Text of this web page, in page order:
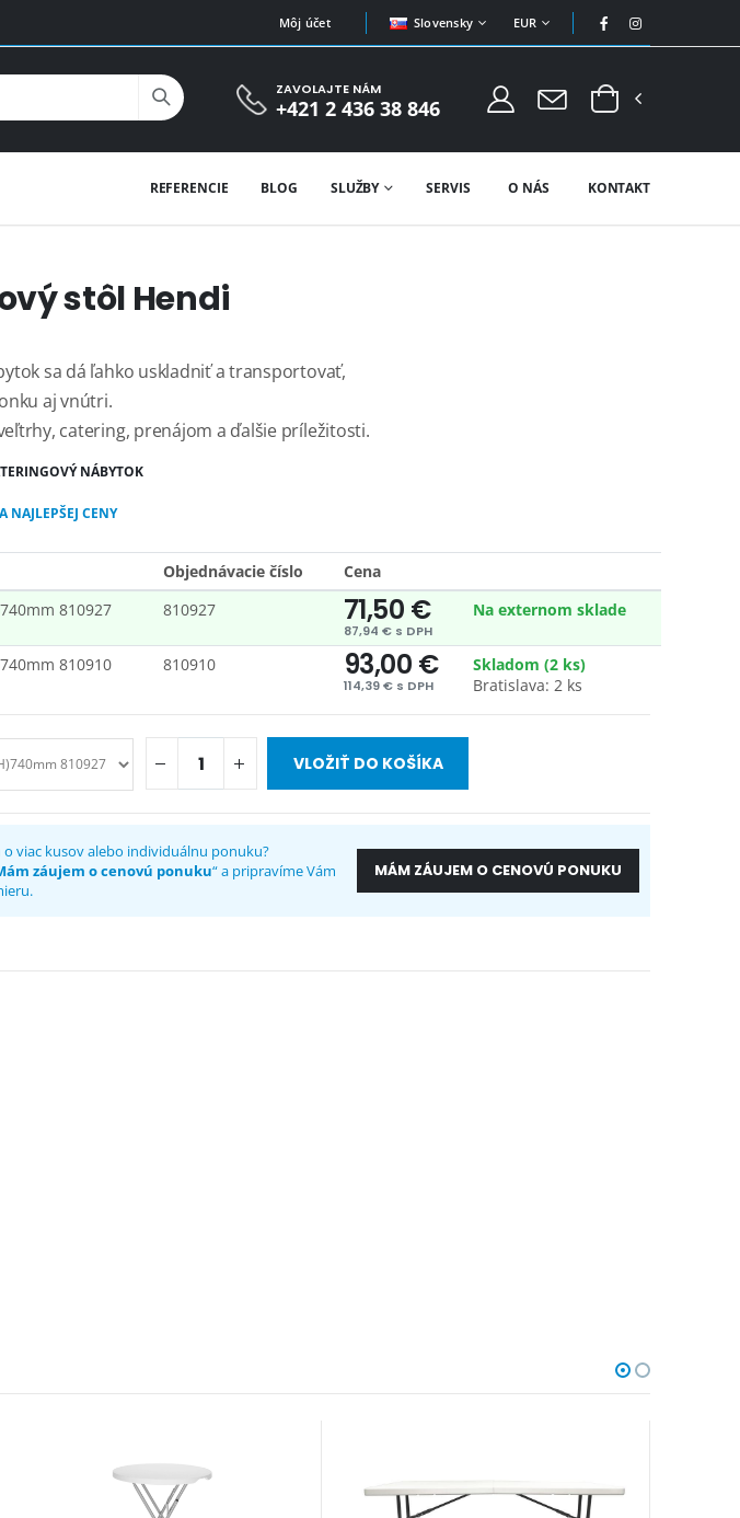
Môj účet Slovensky EUR
ZAVOLAJTE NÁM
+421 2 436 38 846
KONTAKT
O NÁS
SERVIS
SLUŽBY
BLOG
REFERENCIE
stôl Hendi
sa dá ľahko uskladniť a transportovať,
aj vnútri.
catering, prenájom a ďalšie príležitosti.
NÁBYTOK
NAJLEPŠEJ CENY
Objednávacie číslo
Cena
810927
810927 71,50 €
87,94 € s DPH
Na externom sklade
810910 810910 93,00 €
114,39 € s DPH
Skladom (2 ks)
Bratislava: 2 ks
VLOŽIŤ DO KOŠÍKA
o viac kusov alebo individuálnu ponuku?
záujem o cenovú ponuku“ a pripravíme Vám
MÁM ZÁUJEM O CENOVÚ PONUKU